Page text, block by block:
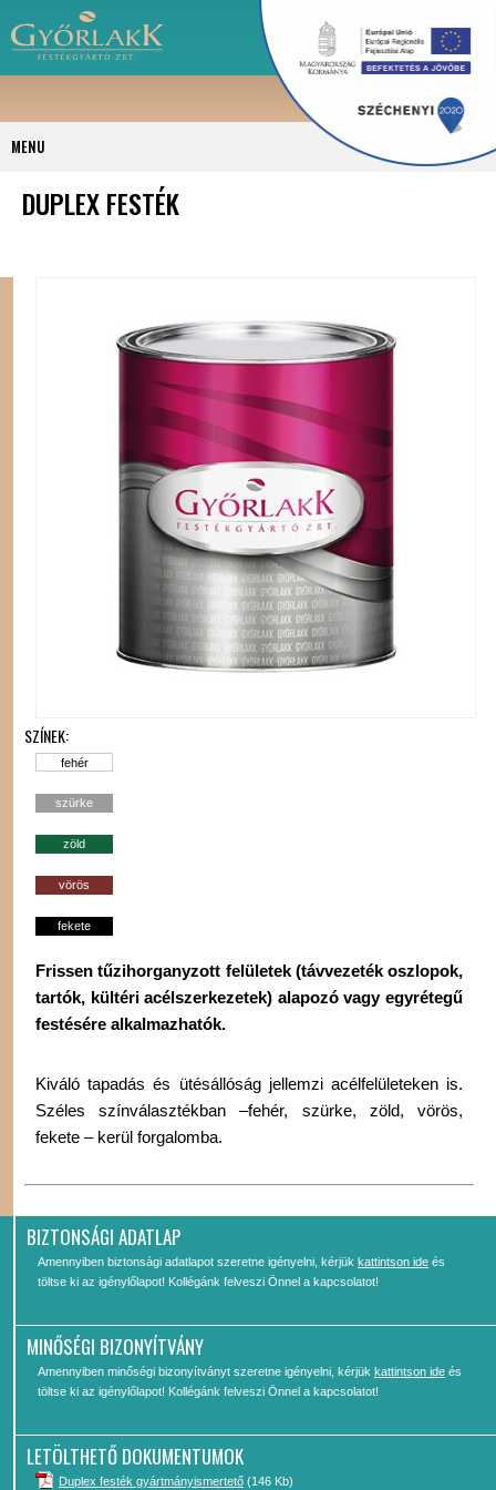
MENU
DUPLEX FESTÉK
SZÍNEK:
fehér
szürke
zöld
vörös
fekete
Frissen tűzihorganyzott felületek (távvezeték oszlopok,
tartók, kültéri acélszerkezetek) alapozó vagy egyrétegű
festésére alkalmazhatók.
Kiváló tapadás és ütésállóság jellemzi acélfelületeken is.
Széles színválasztékban –fehér, szürke, zöld, vörös,
fekete – kerül forgalomba.
BIZTONSÁGI ADATLAP
Amennyiben biztonsági adatlapot szeretne igényelni, kérjük kattintson ide és
töltse ki az igénylőlapot! Kollégánk felveszi Önnel a kapcsolatot!
MINŐSÉGI BIZONYÍTVÁNY
Amennyiben minőségi bizonyítványt szeretne igényelni, kérjük kattintson ide és
töltse ki az igénylőlapot! Kollégánk felveszi Önnel a kapcsolatot!
LETÖLTHETŐ DOKUMENTUMOK
Duplex festék gyártmányismertető (146 Kb)